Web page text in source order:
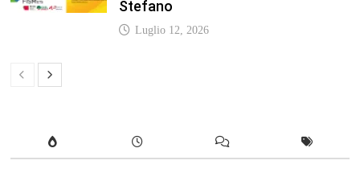
Stefano
Luglio 12, 2026